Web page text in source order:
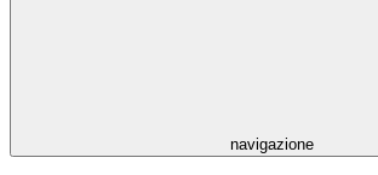
navigazione